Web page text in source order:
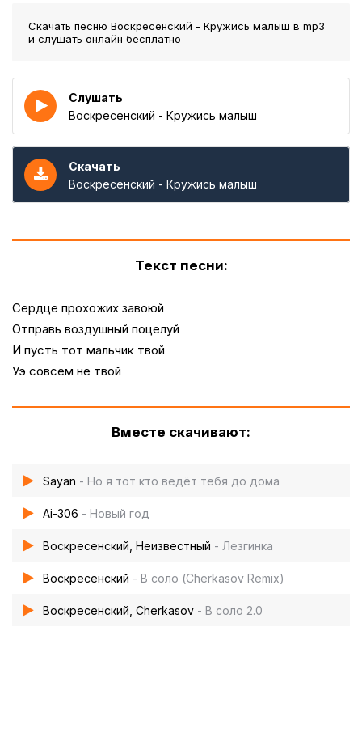
Скачать песню Воскресенский - Кружись малыш в mp3
и слушать онлайн бесплатно
Слушать
Воскресенский - Кружись малыш
Скачать
Воскресенский - Кружись малыш
Текст песни:
Сердце прохожих завоюй
Отправь воздушный поцелуй
И пусть тот мальчик твой
Уэ совсем не твой
Вместе скачивают:
Sayan - Но я тот кто ведёт тебя до дома
Ai-306 - Новый год
Воскресенский, Неизвестный - Лезгинка
Воскресенский - В соло (Cherkasov Remix)
Воскресенский, Cherkasov - В соло 2.0